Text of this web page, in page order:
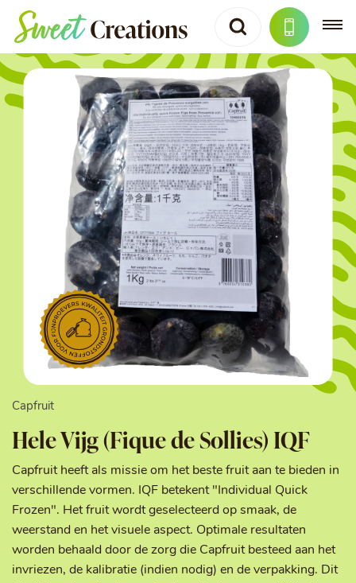
Capfruit
Hele Vijg (Fique de Sollies) IQF
Capfruit heeft als missie om het beste fruit aan te bieden in
verschillende vormen. IQF betekent "Individual Quick
Frozen". Het fruit wordt geselecteerd op smaak, de
weerstand en het visuele aspect. Optimale resultaten
worden behaald door de zorg die Capfruit besteed aan het
invriezen, de kalibratie (indien nodig) en de verpakking. Dit